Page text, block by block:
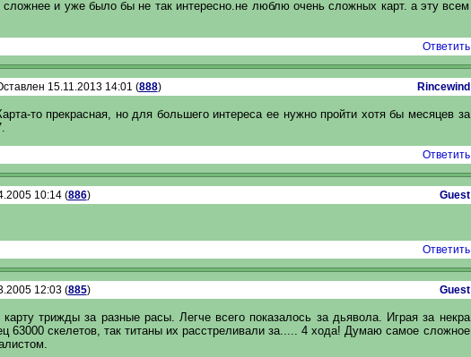
сложнее и уже было бы не так интересно.не люблю очень сложных карт. а эту всем
Ответить
15.11.2013 14:01 (888) Rincewind
то прекрасная, но для большего интереса ее нужно пройти хотя бы месяцев за
Ответить
10:14 (886) Guest
Ответить
12:03 (885) Guest
карту трижды за разные расы. Легче всего показалось за дьявола. Играя за некра
63000 скелетов, так титаны их расстреливали за..... 4 хода! Думаю самое сложное